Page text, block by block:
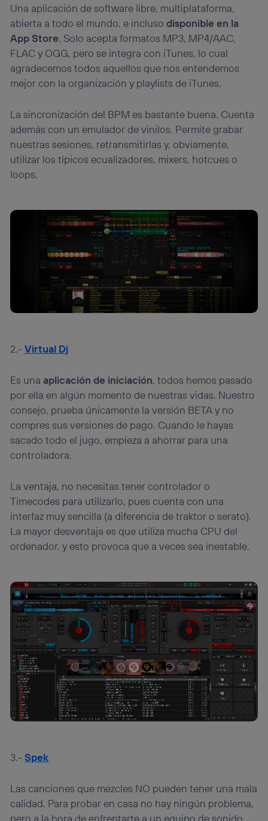
Una aplicación de software libre, multiplataforma,
abierta a todo el mundo, e inclusodisponible en la
App Store. Solo acepta formatos MP3, MP4/AAC,
FLAC y OGG, pero se integra con iTunes, lo cual
agradecemos todos aquellos que nos entendemos
mejor con la organización y playlists de iTunes.
La sincronización del BPM es bastante buena. Cuenta
además con un emulador de vinilos. Permite grabar
nuestras sesiones, retransmitirlas y, obviamente,
utilizar los típicos ecualizadores, mixers, hotcues o
loops.
2.-Virtual Dj
Es una aplicación de iniciación, todos hemos pasado
por ella en algún momento de nuestras vidas. Nuestro
consejo, prueba únicamente la versión BETA y no
compres sus versiones de pago. Cuando le hayas
sacado todo el jugo, empieza a ahorrar para una
controladora.
La ventaja, no necesitas tener controlador o
Timecodes para utilizarlo, pues cuenta con una
interfaz muy sencilla (a diferencia de traktor o serato).
La mayor desventaja es que utiliza mucha CPU del
ordenador, y esto provoca que a veces sea inestable.
3.-Spek
Las canciones que mezcles NO pueden tener una mala
calidad. Para probar en casa no hay ningún problema,
pero a la hora de enfrentarte a un equipo de sonido